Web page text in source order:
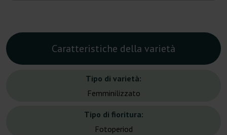
Caratteristiche della varietà
Tipo di varietà:
Femminilizzato
Tipo di fioritura:
Fotoperiod